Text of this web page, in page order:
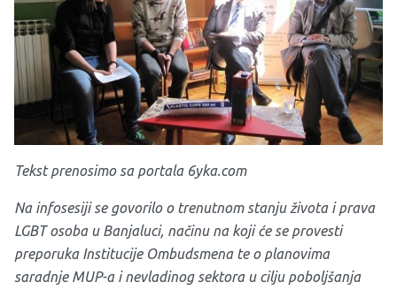
Tekst prenosimo sa portala 6yka.com
Na infosesiji se govorilo o trenutnom stanju života i prava
LGBT osoba u Banjaluci, načinu na koji će se provesti
preporuka Institucije Ombudsmena te o planovima
saradnje MUP-a i nevladinog sektora u cilju poboljšanja